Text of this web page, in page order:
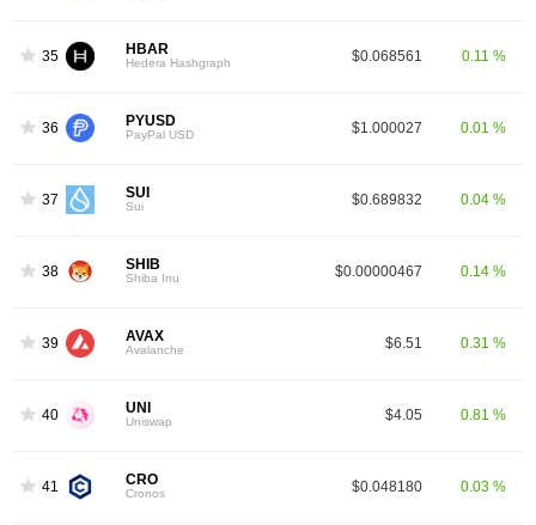
35 HBAR
Hedera Hashgraph $0.068561 0.11 %
36 PYUSD
PayPal USD $1.000027 0.01 %
37 SUI
Sui $0.689832 0.04 %
38 SHIB
Shiba Inu $0.00000467 0.14 %
39 AVAX
Avalanche $6.51 0.31 %
40 UNI
Uniswap $4.05 0.81 %
41 CRO
Cronos $0.048180 0.03 %